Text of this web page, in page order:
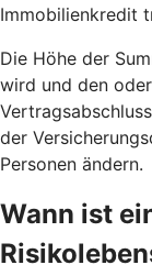
Immobilienkredit
Die Höhe der
wird und den
der
Personen ändern.
Wann ist